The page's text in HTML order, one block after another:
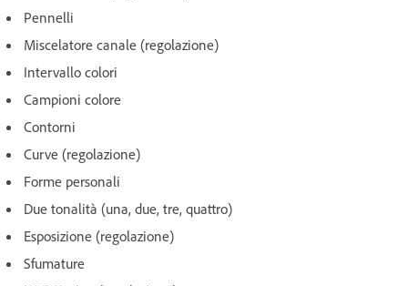
Pennelli
Miscelatore canale (regolazione)
Intervallo colori
Campioni colore
Contorni
Curve (regolazione)
Forme personali
Due tonalità (una, due, tre, quattro)
Esposizione (regolazione)
Sfumature